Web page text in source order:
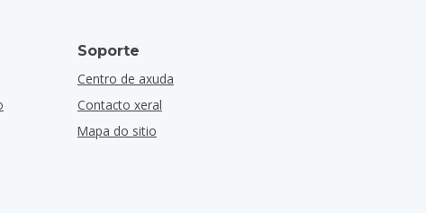
Soporte
Centro de axuda
Contacto xeral
Mapa do sitio